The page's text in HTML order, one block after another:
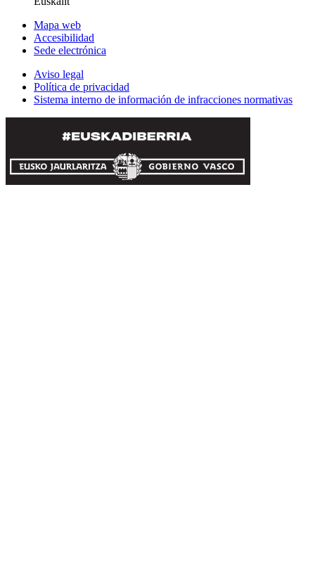
Mapa web
Accesibilidad
Sede electrónica
Aviso legal
Política de privacidad
Sistema interno de información de infracciones normativas